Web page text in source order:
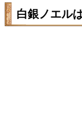
白銀ノエル